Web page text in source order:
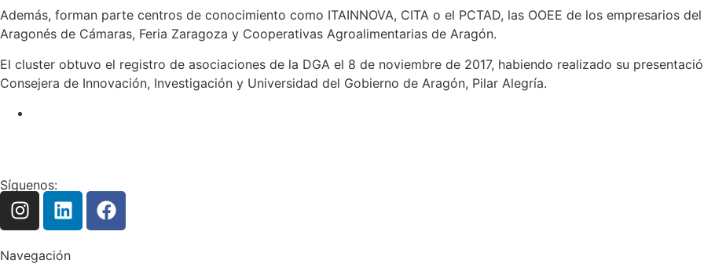
Además, forman parte centros de conocimiento como ITAINNOVA, CITA o el PCTAD, las OOEE de los empresarios
Aragonés de Cámaras, Feria Zaragoza y Cooperativas Agroalimentarias de Aragón.
El cluster obtuvo el registro de asociaciones de la DGA el 8 de noviembre de 2017, habiendo realizado su
Consejera de Innovación, Investigación y Universidad del Gobierno de Aragón, Pilar Alegría.
Síguenos:
Navegación